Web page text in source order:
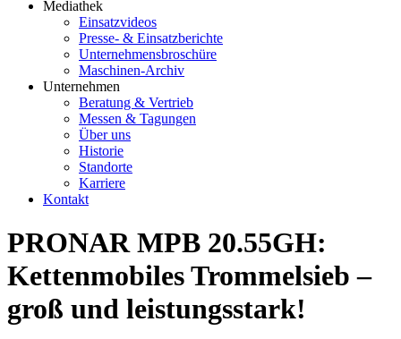
Mediathek
Einsatzvideos
Presse- & Einsatzberichte
Unternehmensbroschüre
Maschinen-Archiv
Unternehmen
Beratung & Vertrieb
Messen & Tagungen
Über uns
Historie
Standorte
Karriere
Kontakt
PRONAR MPB 20.55GH:
Kettenmobiles Trommelsieb –
groß und leistungsstark!